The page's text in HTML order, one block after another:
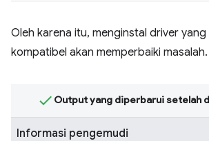
Oleh karena itu, menginstal driver
kompatibel akan memperbaiki masalah.
Output yang diperbarui setelah
Informasi pengemudi